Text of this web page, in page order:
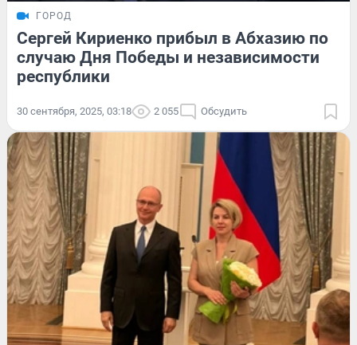
ГОРОД
Сергей Кириенко прибыл в Абхазию по
случаю Дня Победы и независимости
республики
30 сентября, 2025, 03:18 2 055 Обсудить